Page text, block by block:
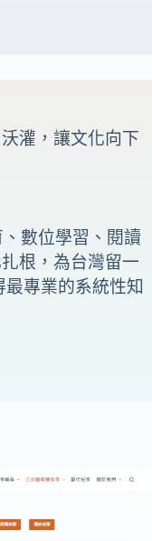
灌，讓文化向下
數位學習、閱讀
根，為台灣留一
專業的系統性知